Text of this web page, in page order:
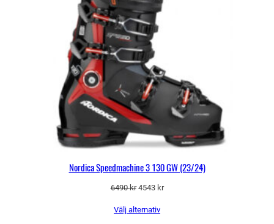
Nordica Speedmachine 3 130 GW (23/24)
6490kr Det
priset
4543 krDet
Välj alternativ